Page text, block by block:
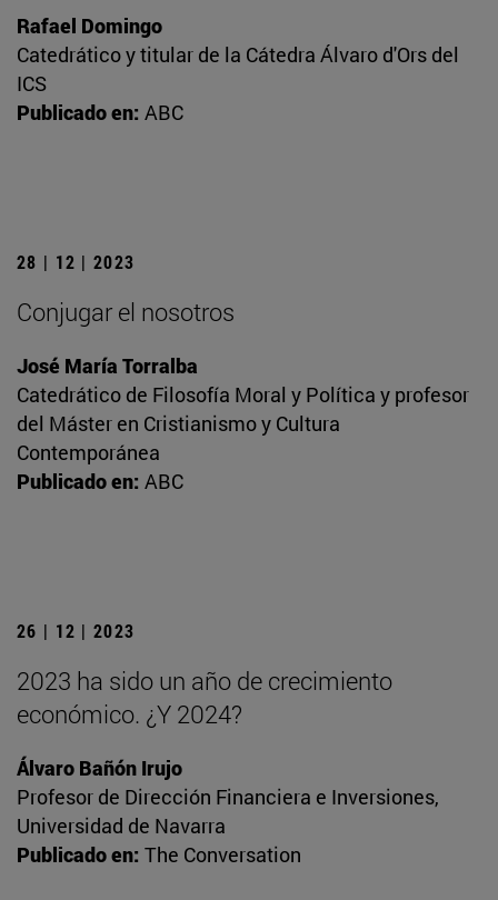
Rafael Domingo
Catedrático y titular de la Cátedra Álvaro d'Ors del
ICS
Publicado en: ABC
28 | 12 | 2023
Conjugar el nosotros
José María Torralba
Catedrático de Filosofía Moral y Política y profesor
del Máster en Cristianismo y Cultura
Contemporánea
Publicado en: ABC
26 | 12 | 2023
2023 ha sido un año de crecimiento
económico. ¿Y 2024?
Álvaro Bañón Irujo
Profesor de Dirección Financiera e Inversiones,
Universidad de Navarra
Publicado en: The Conversation